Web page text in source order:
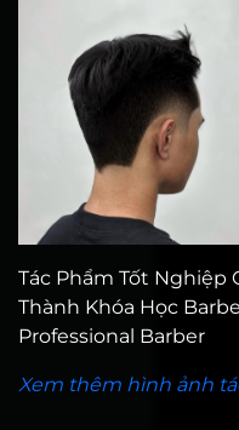
Tác Phẩm Tốt Nghiệp
Thành Khóa Học
Professional Barber
Xem thêm hình ảnh